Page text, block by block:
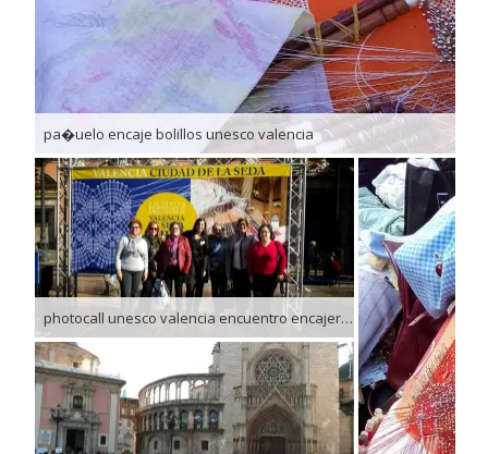
pa�uelo encaje bolillos unesco valencia
photocall unesco valencia encuentro encajeras